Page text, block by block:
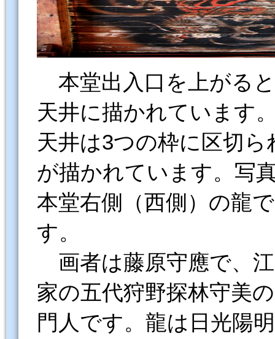
本堂出入口を上がる
天井に描かれています
天井は3つの枠に区切
が描かれています。写
本堂右側（西側）の龍
す。
画者は藤原守應で、
家の五代狩野探林守美の
門人です。龍は日光陽